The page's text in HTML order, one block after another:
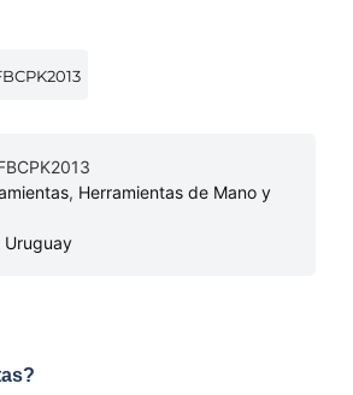
, Herramientas de Mano y
Uruguay